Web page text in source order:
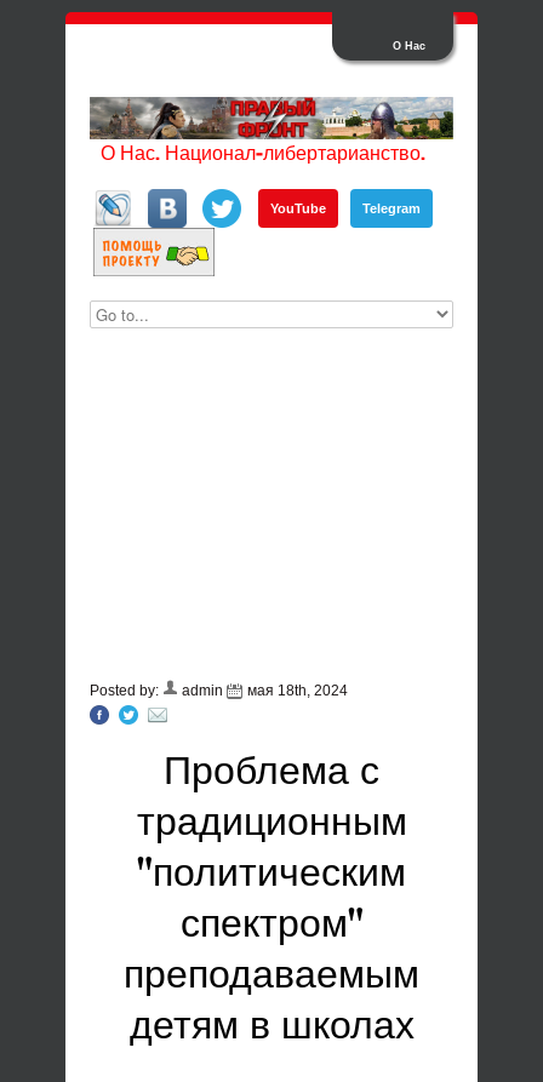
О Нас
О Нас. Национал-либертарианство.
YouTube Telegram
Posted by: admin мая 18th, 2024
Проблема с
традиционным
"политическим
спектром"
преподаваемым
детям в школах